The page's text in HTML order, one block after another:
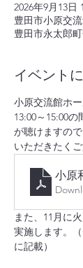
2026年9月13日
豊田市小原交
豊田市永太郎
イベント
小原交流館ホ
13:00～15:00
が聴けますの
いただきたくご
小原
また、11月に
実施します。
に記載）